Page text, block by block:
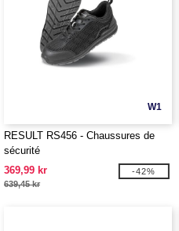
W1
RESULT RS456 - Chaussures de
sécurité
369,99 kr
639,45 kr
-42%